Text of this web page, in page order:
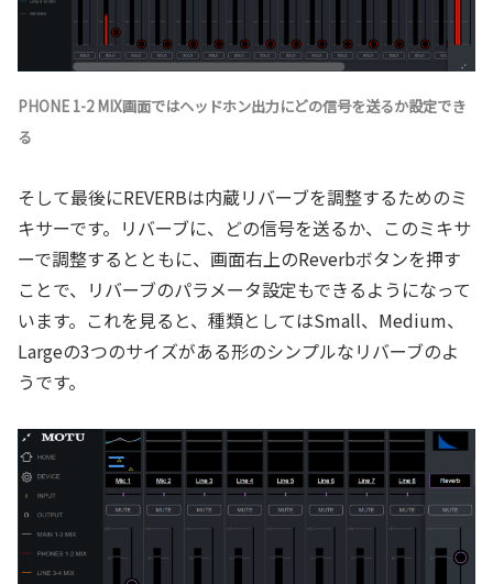
PHONE 1-2 MIX画面ではヘッドホン出力にどの信号を送るか設定でき
る
そして最後にREVERBは内蔵リバーブを調整するためのミ
キサーです。リバーブに、どの信号を送るか、このミキサ
ーで調整するとともに、画面右上のReverbボタンを押す
ことで、リバーブのパラメータ設定もできるようになって
います。これを見ると、種類としてはSmall、Medium、
Largeの3つのサイズがある形のシンプルなリバーブのよ
うです。